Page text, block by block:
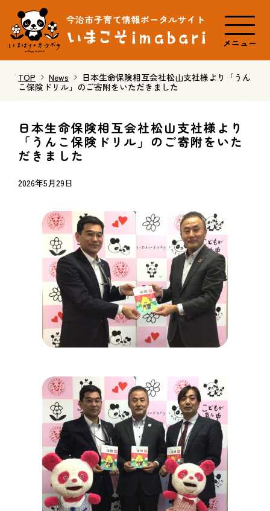
メニュー
TOP News
日本生命保険相互会社松山支社様より「うん
こ保険ドリル」のご寄附をいただきました
日本生命保険相互会社松山支社様より
「うんこ保険ドリル」のご寄附をいた
だきました
2026年5月29日